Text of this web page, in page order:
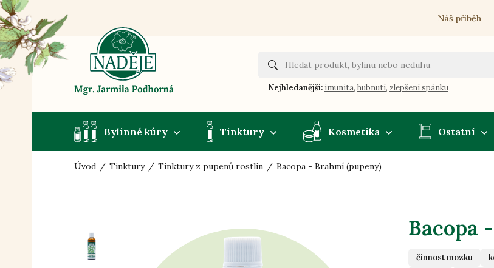
Náš příběh
Nejhledanější: imunita, hubnutí, zlepšení spánku
Bylinné kúry Tinktury Kosmetika Ostatní
Úvod Tinktury Tinktury z pupenů rostlin Bacopa - Brahmí (pupeny)
Bacopa
činnost mozku